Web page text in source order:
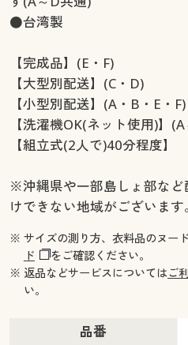
●台湾製
【完成品】(E・F)
【大型別配送】(C・D)
【小型別配送】(A・B・E・F)
【洗濯機OK(ネット使用)】
【組立式(2人で)40分程度】
※沖縄県や一部島しょ部など
けできない地域がございます。
※ サイズの測り方、衣料品のヌー
ド
をご確認ください。
※ 返品などサービスについてはご
い。
品番